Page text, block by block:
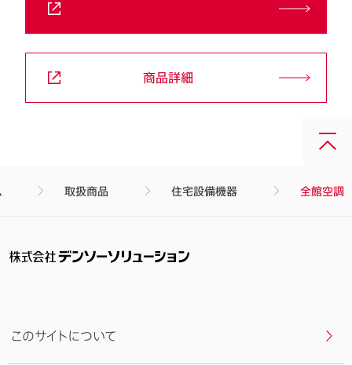
商品詳細
上
取扱商品 住宅設備機器 全館空調
このサイトについて